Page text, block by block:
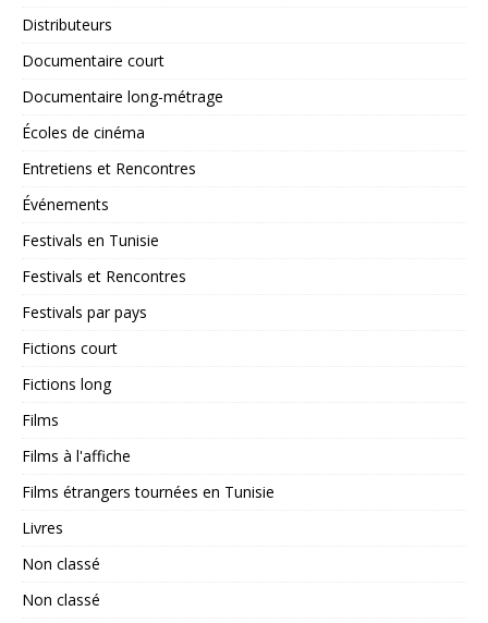
Distributeurs
Documentaire court
Documentaire long-métrage
Écoles de cinéma
Entretiens et Rencontres
Événements
Festivals en Tunisie
Festivals et Rencontres
Festivals par pays
Fictions court
Fictions long
Films
Films à l'affiche
Films étrangers tournées en Tunisie
Livres
Non classé
Non classé